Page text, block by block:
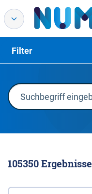
Filter
105350Ergebnisse